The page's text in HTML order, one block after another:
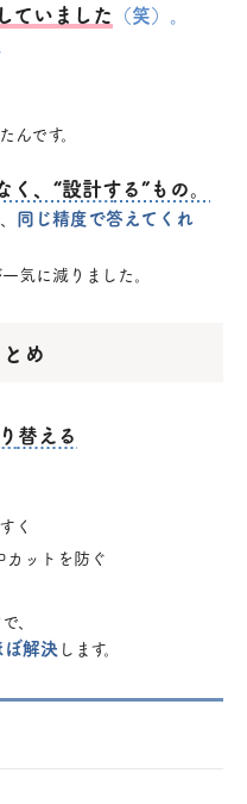
ていました （笑）。
んです。
、“設計する”もの。
同じ精度で答えてくれ
気に減りました。
め
替える
く
カットを防ぐ
、
ぼ解決 します。